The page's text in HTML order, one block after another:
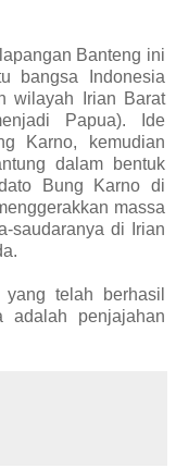
Banteng ini
bangsa Indonesia
wilayah Irian Barat
Papua). Ide
Karno, kemudian
dalam bentuk
Bung Karno di
massa
saudaranya di Irian
telah berhasil
adalah penjajahan